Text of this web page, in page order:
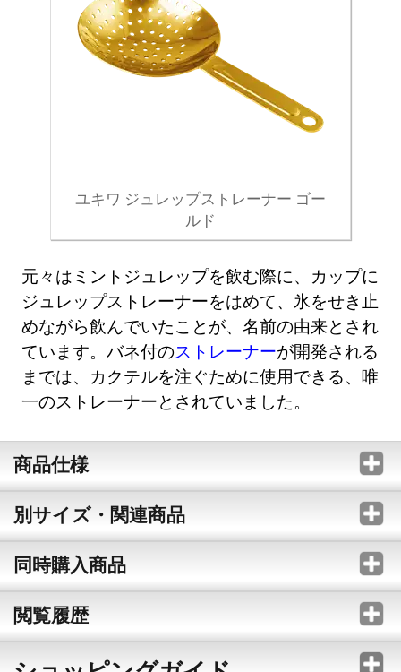
ユキワ ジュレップストレーナー ゴー
ルド
元々はミントジュレップを飲む際に、カップに
ジュレップストレーナーをはめて、氷をせき止
めながら飲んでいたことが、名前の由来とされ
ています。バネ付のストレーナーが開発される
までは、カクテルを注ぐために使用できる、唯
一のストレーナーとされていました。
商品仕様
別サイズ・関連商品
同時購入商品
閲覧履歴